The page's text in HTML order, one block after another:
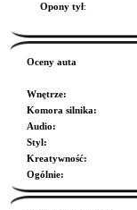
Opony tył:
Oceny auta
Wnętrze:
Komora silnika:
Audio:
Styl:
Kreatywność:
Ogólnie: